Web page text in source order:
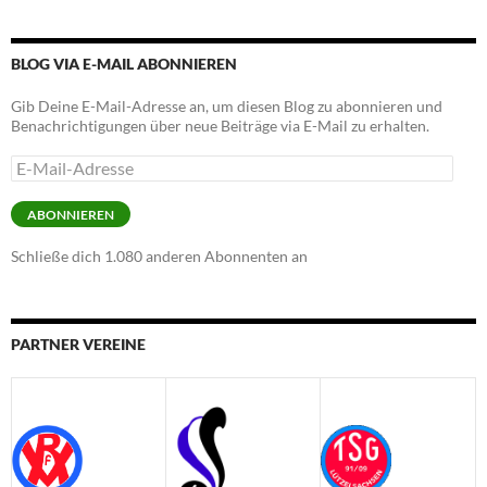
BLOG VIA E-MAIL ABONNIEREN
Gib Deine E-Mail-Adresse an, um diesen Blog zu abonnieren und
Benachrichtigungen über neue Beiträge via E-Mail zu erhalten.
E-
Mail-
Adresse
ABONNIEREN
Schließe dich 1.080 anderen Abonnenten an
PARTNER VEREINE